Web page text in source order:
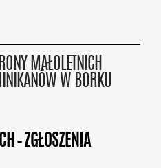
MAŁOLETNICH
W BORKU
– ZGŁOSZENIA